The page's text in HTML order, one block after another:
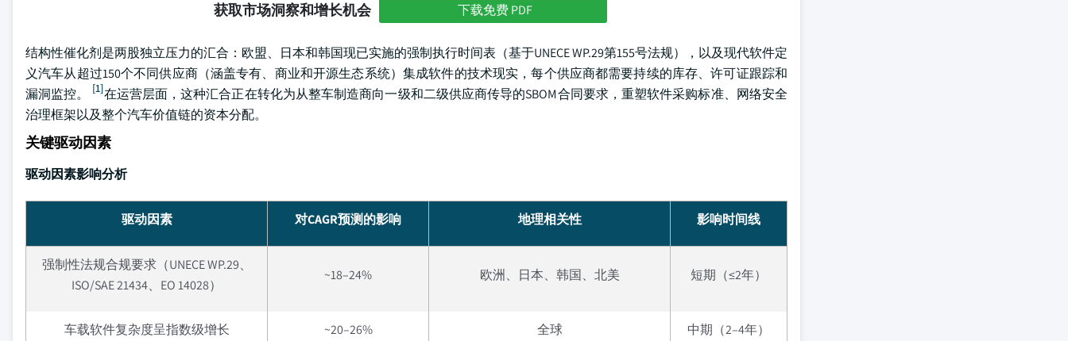
获取市场洞察和增长机会 下载免费 PDF
结构性催化剂是两股独立压力的汇合：欧盟、日本和韩国现已实施的强制执行时间表（基于UNECE WP.29第155号法规），以及现代软件定
义汽车从超过150个不同供应商（涵盖专有、商业和开源生态系统）集成软件的技术现实，每个供应商都需要持续的库存、许可证跟踪和
漏洞监控。
[1]在运营层面，这种汇合正在转化为从整车制造商向一级和二级供应商传导的SBOM合同要求，重塑软件采购标准、网络安全
治理框架以及整个汽车价值链的资本分配。
关键驱动因素
驱动因素影响分析
驱动因素 对CAGR预测的影响 地理相关性 影响时间线
强制性法规合规要求（UNECE WP.29、
ISO/SAE 21434、EO 14028）
~18–24% 欧洲、日本、韩国、北美 短期（≤2年）
车载软件复杂度呈指数级增长 ~20–26% 全球 中期（2–4年）